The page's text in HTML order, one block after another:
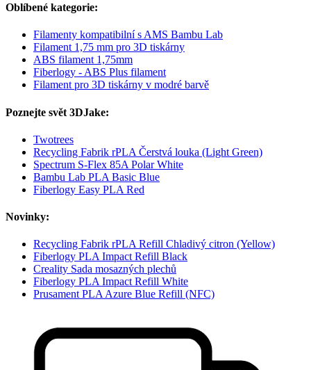
Oblíbené kategorie:
Filamenty kompatibilní s AMS Bambu Lab
Filament 1,75 mm pro 3D tiskárny
ABS filament 1,75mm
Fiberlogy - ABS Plus filament
Filament pro 3D tiskárny v modré barvě
Poznejte svět 3DJake:
Twotrees
Recycling Fabrik rPLA Čerstvá louka (Light Green)
Spectrum S-Flex 85A Polar White
Bambu Lab PLA Basic Blue
Fiberlogy Easy PLA Red
Novinky:
Recycling Fabrik rPLA Refill Chladivý citron (Yellow)
Fiberlogy PLA Impact Refill Black
Creality Sada mosazných plechů
Fiberlogy PLA Impact Refill White
Prusament PLA Azure Blue Refill (NFC)